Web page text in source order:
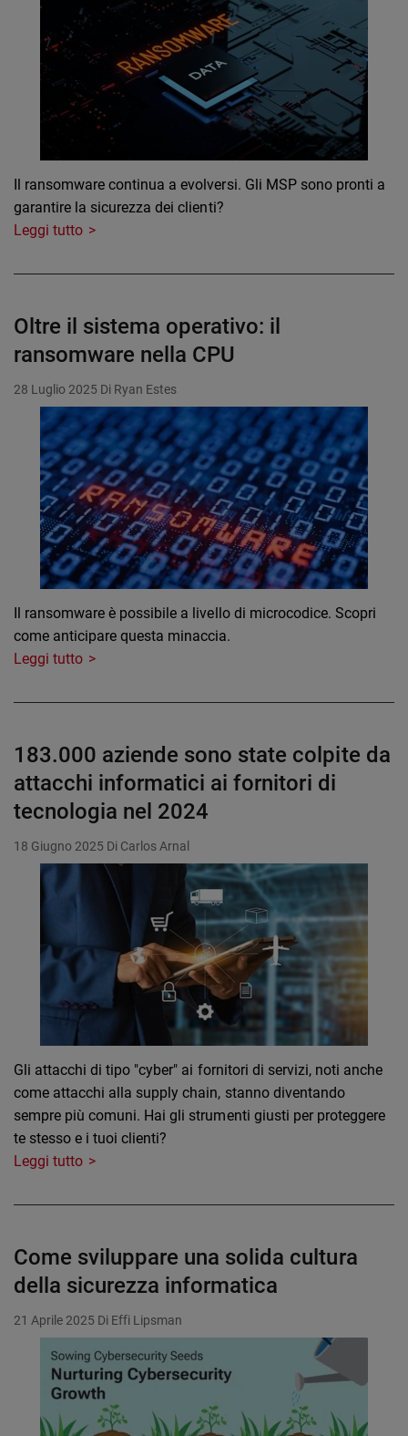
Il ransomware continua a evolversi. Gli MSP sono pronti a
garantire la sicurezza dei clienti?
Leggi tutto
Oltre il sistema operativo: il
ransomware nella CPU
28 Luglio 2025 Di Ryan Estes
Il ransomware è possibile a livello di microcodice. Scopri
come anticipare questa minaccia.
Leggi tutto
183.000 aziende sono state colpite da
attacchi informatici ai fornitori di
tecnologia nel 2024
18 Giugno 2025 Di Carlos Arnal
Gli attacchi di tipo "cyber" ai fornitori di servizi, noti anche
come attacchi alla supply chain, stanno diventando
sempre più comuni. Hai gli strumenti giusti per proteggere
te stesso e i tuoi clienti?
Leggi tutto
Come sviluppare una solida cultura
della sicurezza informatica
21 Aprile 2025 Di Effi Lipsman